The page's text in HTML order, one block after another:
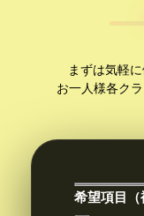
まずは気軽
お一人様各ク
希望項目（